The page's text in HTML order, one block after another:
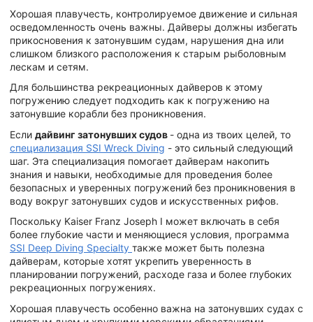
Хорошая плавучесть, контролируемое движение и сильная
осведомленность очень важны. Дайверы должны избегать
прикосновения к затонувшим судам, нарушения дна или
слишком близкого расположения к старым рыболовным
лескам и сетям.
Для большинства рекреационных дайверов к этому
погружению следует подходить как к погружению на
затонувшие корабли без проникновения.
Если дайвинг затонувших судов - одна из твоих целей, то
специализация SSI Wreck Diving - это сильный следующий
шаг. Эта специализация помогает дайверам накопить
знания и навыки, необходимые для проведения более
безопасных и уверенных погружений без проникновения в
воду вокруг затонувших судов и искусственных рифов.
Поскольку Kaiser Franz Joseph I может включать в себя
более глубокие части и меняющиеся условия, программа
SSI Deep Diving Specialty также может быть полезна
дайверам, которые хотят укрепить уверенность в
планировании погружений, расходе газа и более глубоких
рекреационных погружениях.
Хорошая плавучесть особенно важна на затонувших судах с